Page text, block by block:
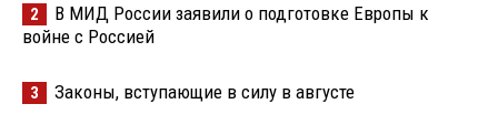
2
В МИД России заявили о подготовке Европы к
войне с Россией
3 Законы, вступающие в силу в августе